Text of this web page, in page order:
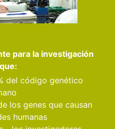
para la investigación
del código genético
los genes que causan
humanas